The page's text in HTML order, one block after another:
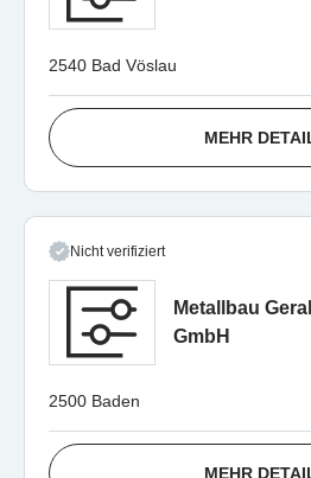
2540 Bad Vöslau
MEHR
Nicht verifiziert
Metallbau
GmbH
2500 Baden
MEHR